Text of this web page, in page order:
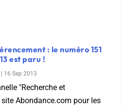
: le numéro 151
est paru !
| 16 Sep 2013
"Recherche et
Abondance.com pour les